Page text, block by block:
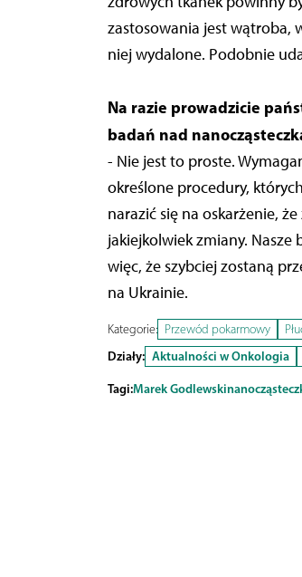
zastosowania jest wątroba,
niej wydalone. Podobnie
Na razie prowadzicie
badań nad
- Nie jest to proste.
określone procedury,
narazić się na oskarżenie,
jakiejkolwiek zmiany. Nasze
więc, że szybciej zostaną
na Ukrainie.
Kategorie: Przewód pokarmowy
Działy: Aktualności w Onkologia
Tagi:Marek Godlewski